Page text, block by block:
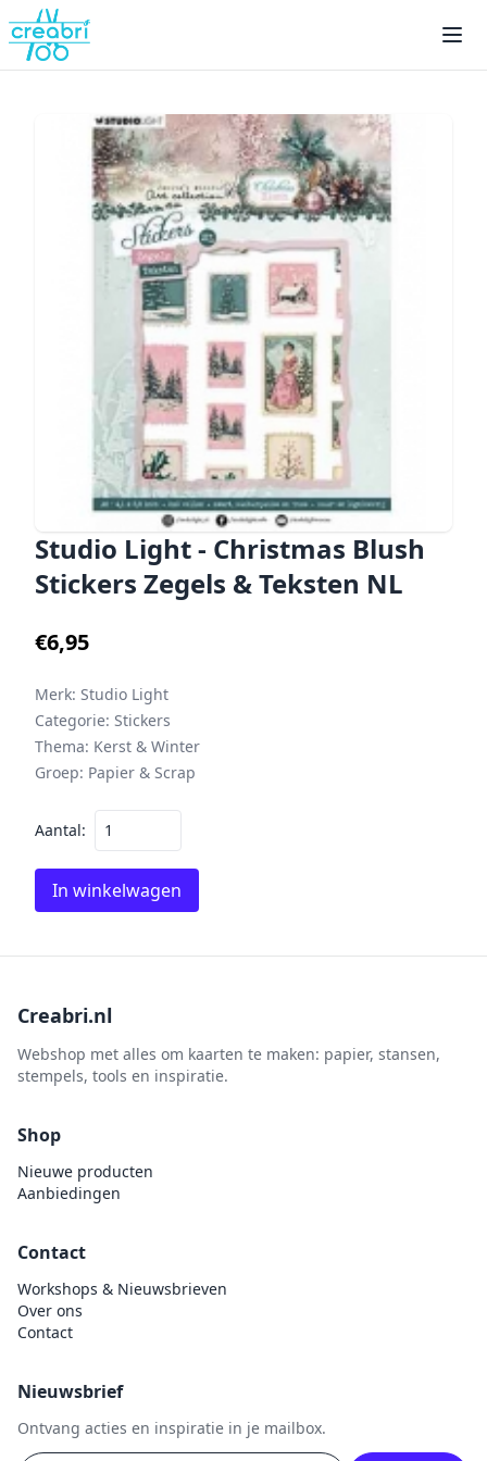
Studio Light - Christmas Blush
Stickers Zegels & Teksten NL
€6,95
Merk: Studio Light
Categorie: Stickers
Thema: Kerst & Winter
Groep: Papier & Scrap
Aantal:
In winkelwagen
Creabri.nl
Webshop met alles om kaarten te maken: papier, stansen,
stempels, tools en inspiratie.
Shop
Nieuwe producten
Aanbiedingen
Contact
Workshops & Nieuwsbrieven
Over ons
Contact
Nieuwsbrief
Ontvang acties en inspiratie in je mailbox.